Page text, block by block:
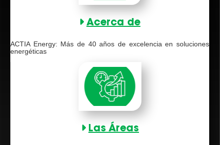
Acerca de
ACTIA Energy: Más de 40 años de excelencia en soluciones
energéticas
Las Áreas